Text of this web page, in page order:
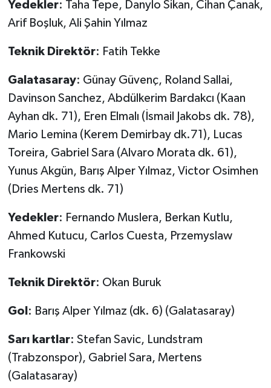
Yedekler: Taha Tepe, Danylo Sikan, Cihan Çanak,
Arif Boşluk, Ali Şahin Yılmaz
Teknik Direktör: Fatih Tekke
Galatasaray: Günay Güvenç, Roland Sallai,
Davinson Sanchez, Abdülkerim Bardakcı (Kaan
Ayhan dk. 71), Eren Elmalı (İsmail Jakobs dk. 78),
Mario Lemina (Kerem Demirbay dk.71), Lucas
Toreira, Gabriel Sara (Alvaro Morata dk. 61),
Yunus Akgün, Barış Alper Yılmaz, Victor Osimhen
(Dries Mertens dk. 71)
Yedekler: Fernando Muslera, Berkan Kutlu,
Ahmed Kutucu, Carlos Cuesta, Przemyslaw
Frankowski
Teknik Direktör: Okan Buruk
Gol : Barış Alper Yılmaz (dk. 6) (Galatasaray)
Sarı kartlar: Stefan Savic, Lundstram
(Trabzonspor), Gabriel Sara, Mertens
(Galatasaray)